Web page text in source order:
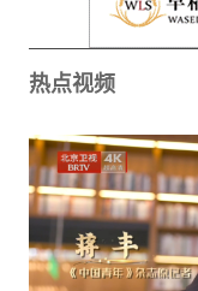
热点视频